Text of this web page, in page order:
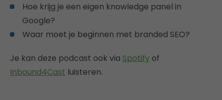
Hoe krijg je een eigen knowledge panel in
Google?
Waar moet je beginnen met branded SEO?
Je kan deze podcast ook via Spotify of
Inbound4Cast luisteren.